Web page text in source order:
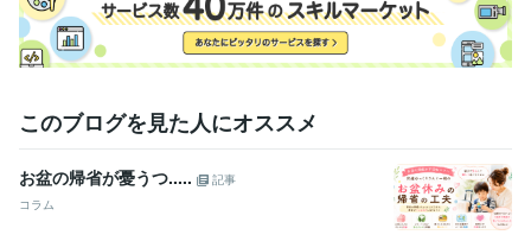
ココナラ　レギュラーランク昇格 ココナラ　ブロンズランク昇格
コ
コナラ　プラチナランク昇格
得意分野
悩み相談・カウンセリング カウンセリング、相談
このブログを見た人にオススメ
お盆の帰省が憂うつ.....
記事
コラム